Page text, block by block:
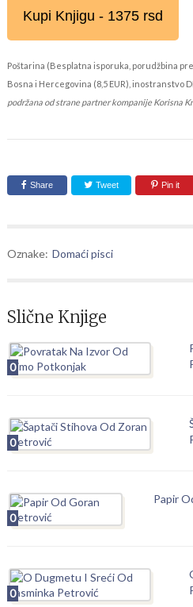
Kupi Knjigu - 1375 rsd
Poštarina (Besplatna isporuka, porudžbina
Bosna i Hercegovina (8,5 EUR), inostranstvo
podržana od strane partner kompanije Korisna
Share Tweet Pin it
Oznake: Domaći pisci
Slične Knjige
0
0
0
Papir
0